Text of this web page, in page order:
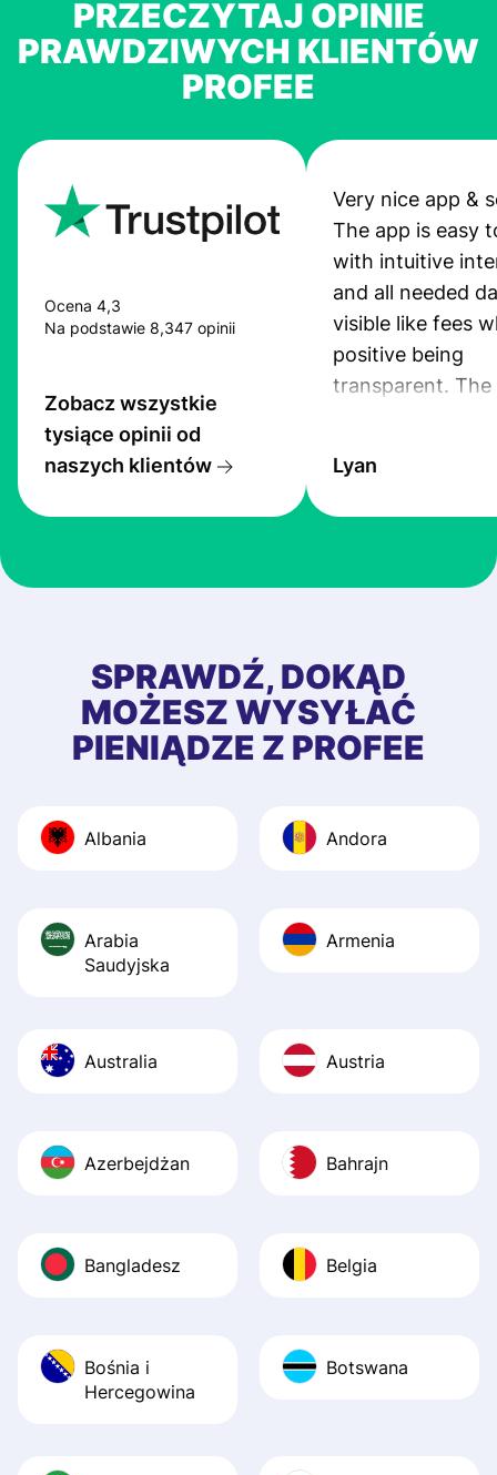
PRZECZYTAJ OPINIE
PRAWDZIWYCH KLIENTÓW
PROFEE
Ocena 4,3
Na podstawie 8,347 opinii
Zobacz wszystkie
tysiące opinii od
naszych klientów
Very nice app &
The app is easy
with intuitive
and all needed
visible like fees
positive being
transparent. The
the exchange
at Profee is very
first started
app, and they
quick to provide
and helpful
Recommend it!
Lyan
SPRAWDŹ, DOKĄD
MOŻESZ WYSYŁAĆ
PIENIĄDZE Z PROFEE
Albania Andora
Arabia
Saudyjska
Armenia
Australia Austria
Azerbejdżan Bahrajn
Bangladesz Belgia
Bośnia i
Hercegowina
Botswana